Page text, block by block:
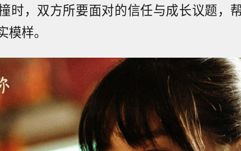
时，双方所要面对的信任与成长议题，
样。